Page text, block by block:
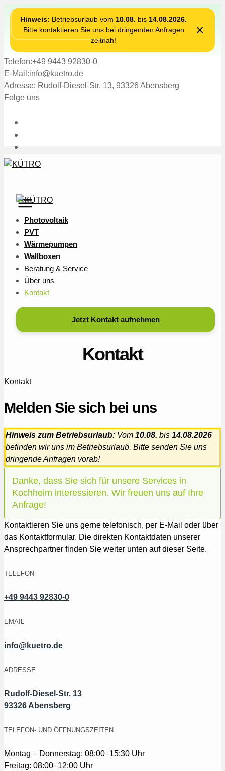
Hinweis: Betriebsurlaub vom 10.08. bis 14.08.2026.
Bitte kontaktieren Sie uns bei dringenden Anfragen
zeitnah!
×
Telefon:+49 9443 92830-0
E-Mail:info@kuetro.de
Adresse: Rudolf-Diesel-Str. 13, 93326 Abensberg
Folge uns
Photovoltaik
PVT
Wärmepumpen
Wallboxen
Beratung & Service
Über uns
Kontakt
Jetzt Kontakt aufnehmen
Kontakt
Kontakt
Melden Sie sich bei uns
Hinweis zum Betriebsurlaub: Vom 10.08. bis 14.08.2026
befinden wir uns im Betriebsurlaub. Bitte senden Sie uns
dringende Anfragen vorab!
Danke, dass Sie sich für unsere Services in
Kochheim interessieren. Wir freuen uns auf Ihre
Anfrage!
Kontaktieren Sie uns gerne telefonisch, per E-Mail oder über
das Kontaktformular. Die direkten Kontaktdaten unserer
Ansprechpartner finden Sie weiter unten auf dieser Seite.
TELEFON
+49 9443 92830-0
EMAIL
info@kuetro.de
ADRESSE
Rudolf-Diesel-Str. 13
93326 Abensberg
TELEFON- UND ÖFFNUNGSZEITEN
Montag – Donnerstag: 08:00–15:30 Uhr
Freitag: 08:00–12:00 Uhr